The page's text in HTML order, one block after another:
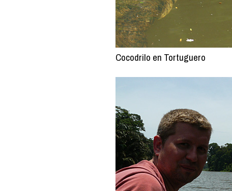
Cocodrilo en Tortuguero